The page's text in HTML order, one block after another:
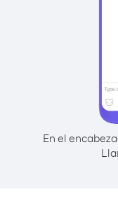
En el